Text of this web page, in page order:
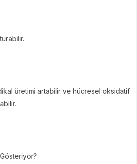
üretimi artabilir ve hücresel oksidatif